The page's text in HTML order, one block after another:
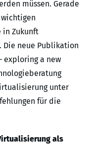
müssen. Gerade
in Zukunft
neue Publikation
exploring a new
unter
für die
als